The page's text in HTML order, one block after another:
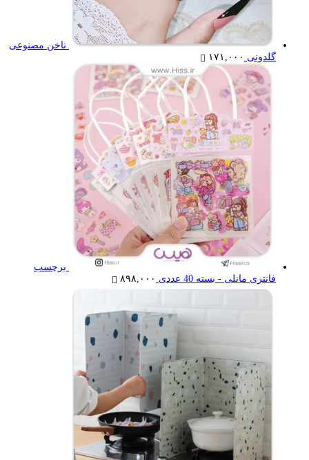
ناخن مصنوعی
گلدونی ۱۷۱,۰۰۰
برچسب
فانتزی مانلی - بسته 40 عددی
۸۹۸,۰۰۰